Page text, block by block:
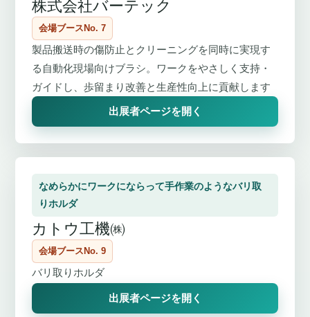
株式会社バーテック
会場ブースNo. 7
製品搬送時の傷防止とクリーニングを同時に実現す
る自動化現場向けブラシ。ワークをやさしく支持・
ガイドし、歩留まり改善と生産性向上に貢献します
出展者ページを開く
なめらかにワークにならって手作業のようなバリ取
りホルダ
カトウ工機㈱
会場ブースNo. 9
バリ取りホルダ
出展者ページを開く